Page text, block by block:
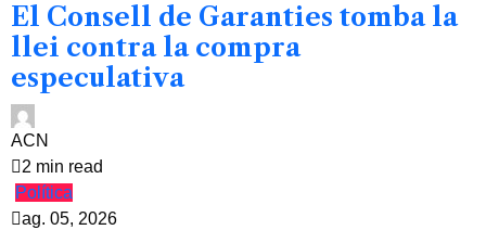
El Consell de Garanties tomba la
llei contra la compra
especulativa
ACN
2 min read
Política
ag. 05, 2026